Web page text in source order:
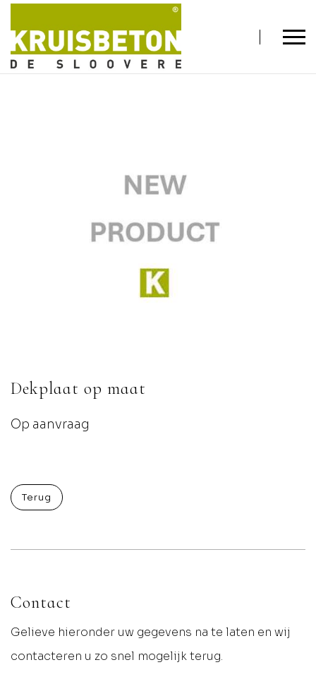
Dekplaat op maat
Op aanvraag
Terug
Contact
Gelieve hieronder uw gegevens na te laten en wij
contacteren u zo snel mogelijk terug.